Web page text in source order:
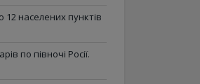
12 населених пунктів
по півночі Росії.